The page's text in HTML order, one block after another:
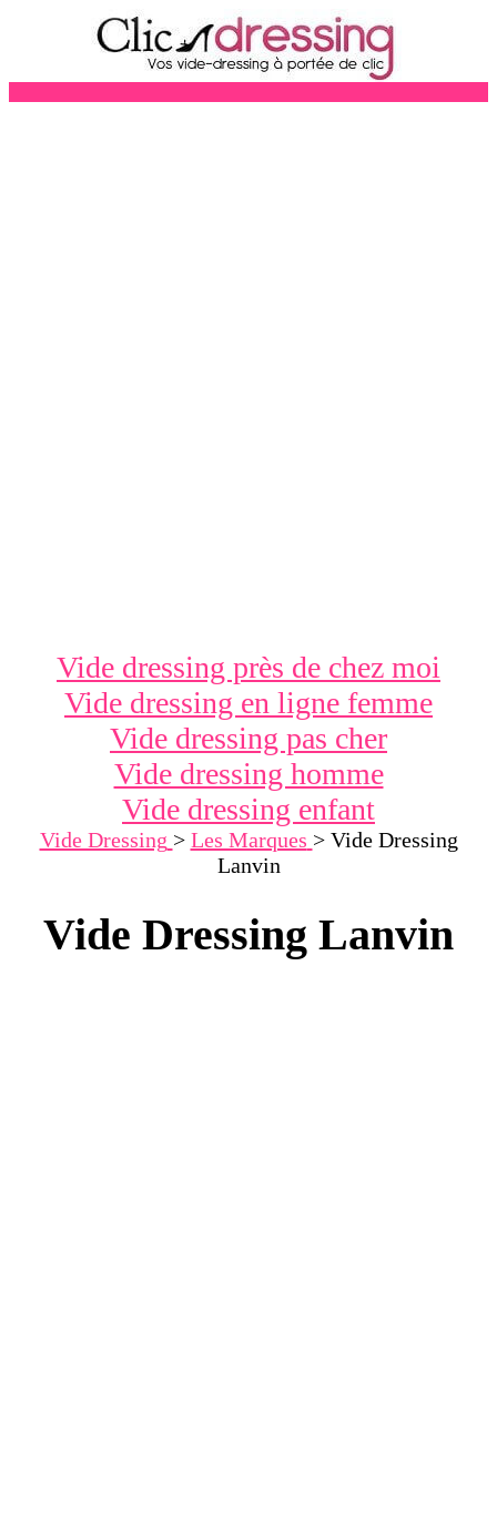
Vide dressing près de chez moi
Vide dressing en ligne femme
Vide dressing pas cher
Vide dressing homme
Vide dressing enfant
Vide Dressing > Les Marques > Vide Dressing
Lanvin
Vide Dressing Lanvin